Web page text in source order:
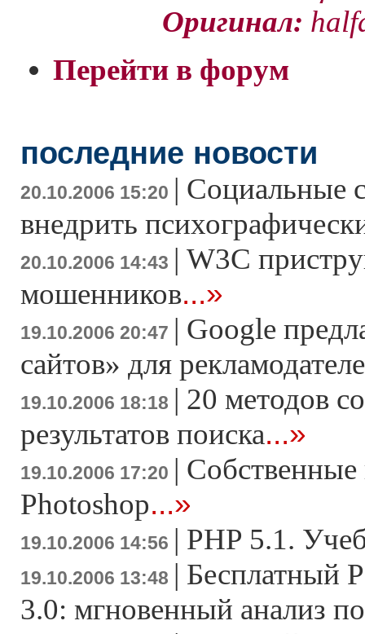
Оригинал:
Перейти в форум
последние новости
20.10.2006 15:20 | Социальные
внедрить
20.10.2006 14:43 | W3C
мошенников...»
19.10.2006 20:47 | Google
сайтов» для
19.10.2006 18:18 | 20 методов
результатов поиска...»
19.10.2006 17:20 |
Photoshop...»
19.10.2006 14:56 | PHP 5.1.
19.10.2006 13:48 | Бесплатный
3.0: мгновенный анализ